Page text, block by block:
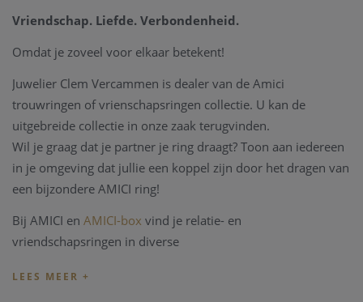
Vriendschap. Liefde. Verbondenheid.
Omdat je zoveel voor elkaar betekent!
Juwelier Clem Vercammen is dealer van de Amici
trouwringen of vrienschapsringen collectie. U kan de
uitgebreide collectie in onze zaak terugvinden.
Wil je graag dat je partner je ring draagt? Toon aan iedereen
in je omgeving dat jullie een koppel zijn door het dragen van
een bijzondere AMICI ring!
Bij AMICI en AMICI-box vind je relatie- en
vriendschapsringen in diverse
goed betaalbare hippe ringen? Of, wil je eindelijk, na zoveel